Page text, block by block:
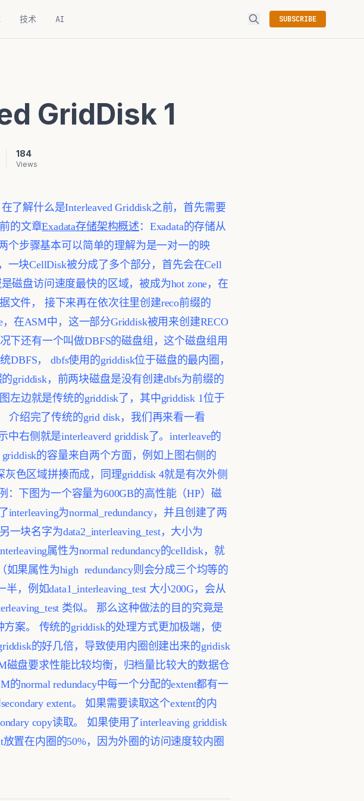
技术 AI SUBSCRIBE
GridDisk 1
184
Views
在了解什么是Interleaved Griddisk之前，首先需要
的文章Exadata存储架构概述 ：Exadata的存储从
个步骤基本可以简单的理解为是一对一的映
一块CellDisk被分成了多个部分，首先会在Cell
磁盘访问速度最快的区域，被成为hot zone，在
文件， 接下来再在依次往里创建reco前缀的
在ASM中，这一部分Griddisk被用来创建RECO
下还有一个叫做DBFS的磁盘组，这个磁盘组用
， dbfs使用的griddisk位于磁盘的最内圈，
griddisk，前两块磁盘是没有创建dbfs为前缀的
图左边就是传统的griddisk了，其中griddisk 1位于
介绍完了传统的grid disk，我们再来看一看
右侧就是interleaverd griddisk了。interleave的
的容量来自两个方面，例如上图右侧的
色区域拼揍而成，同理griddisk 4就是有次外侧
：下图为一个容量为600GB的高性能（HP）磁
为normal_redundancy，并且创建了两
一块名字为data2_interleaving_test，大小为
属性为normal redundancy的celldisk，就
果属性为high redundancy则会分成三个均等的
，例如data1_interleaving_test 大小200G，会从
类似。
那么这种做法的目的究竟是
案。
传统的griddisk的处理方式更加极端，使
的好几倍，导致使用内圈创建出来的gridisk
盘要求性能比较均衡，归档量比较大的数据仓
的normal redundacy中每一个分配的extent都有一
extent。 如果需要读取这个extent的内
copy读取。 如果使用了interleaving griddisk
放置在内圈的50%，因为外圈的访问速度较内圈